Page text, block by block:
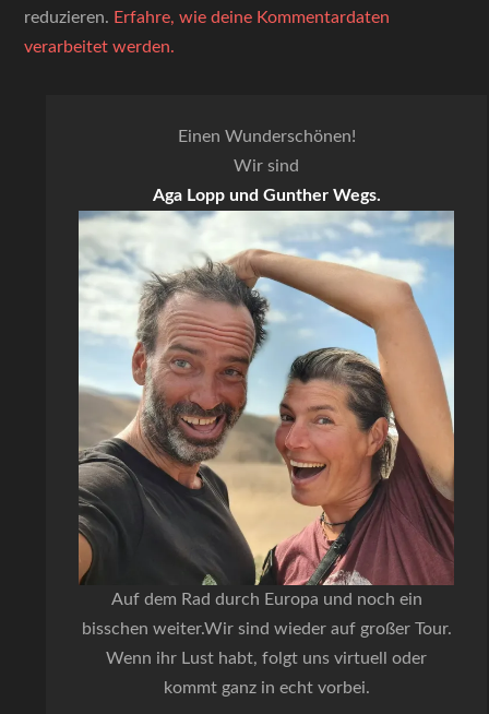
reduzieren. Erfahre, wie deine Kommentardaten
verarbeitet werden.
Einen Wunderschönen!
Wir sind
Aga Lopp und Gunther Wegs.
Auf dem Rad durch Europa und noch ein
bisschen weiter.Wir sind wieder auf großer Tour.
Wenn ihr Lust habt, folgt uns virtuell oder
kommt ganz in echt vorbei.